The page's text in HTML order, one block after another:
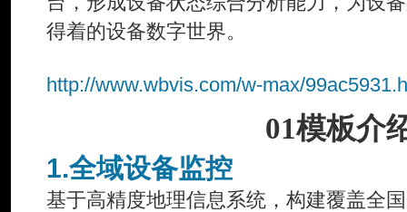
得着的设备数字世界。
http://www.wbvis.com/w-max/
01模板介
1.全域设备监控
基于高精度地理信息系统，构建覆盖全